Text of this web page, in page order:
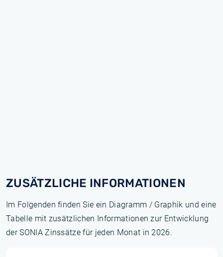
ZUSÄTZLICHE INFORMATIONEN
Im Folgenden finden Sie ein Diagramm / Graphik und eine
Tabelle mit zusätzlichen Informationen zur Entwicklung
der SONIA Zinssätze für jeden Monat in 2026.